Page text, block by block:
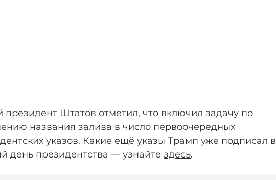
президент Штатов отметил, что включил задачу по
названия залива в число первоочередных
указов. Какие ещё указы Трамп уже подписал в
день президентства — узнайте здесь.